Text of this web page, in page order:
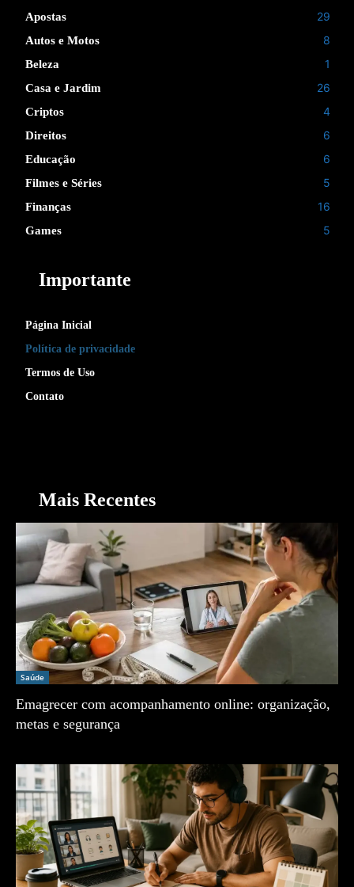
Apostas 29
Autos e Motos 8
Beleza 1
Casa e Jardim 26
Criptos 4
Direitos 6
Educação 6
Filmes e Séries 5
Finanças 16
Games 5
Importante
Página Inicial
Política de privacidade
Termos de Uso
Contato
Mais Recentes
Saúde
Emagrecer com acompanhamento online: organização,
metas e segurança